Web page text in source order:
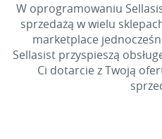
W oprogramowaniu
sprzedażą w wielu
marketplace
Sellasist przyspieszą
Ci dotarcie z Twoją